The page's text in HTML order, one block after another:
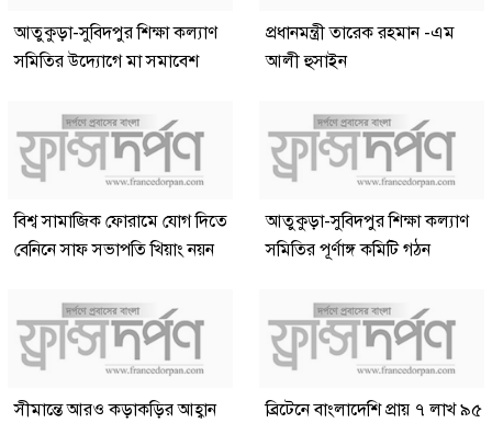
আতুকুড়া-সুবিদপুর শিক্ষা কল্যাণ
সমিতির উদ্যোগে মা সমাবেশ
প্রধানমন্ত্রী তারেক রহমান -এম
আলী হুসাইন
বিশ্ব সামাজিক ফোরামে যোগ দিতে
বেনিনে সাফ সভাপতি খিয়াং নয়ন
আতুকুড়া-সুবিদপুর শিক্ষা কল্যাণ
সমিতির পূর্ণাঙ্গ কমিটি গঠন
সীমান্তে আরও কড়াকড়ির আহ্বান
ব্রিটেনে বাংলাদেশি প্রায় ৭ লাখ ৯৫